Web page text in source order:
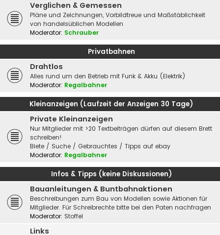
Verglichen & Gemessen
Pläne und Zeichnungen, Vorbildtreue und Maßstäblichkeit
von handelsüblichen Modellen
Moderator: Schrauber
Privatbahnen
Drahtlos
Alles rund um den Betrieb mit Funk & Akku (Elektrik)
Moderator: Regalbahner
Kleinanzeigen (Laufzeit der Anzeigen 30 Tage)
Private Kleinanzeigen
Nur Mitglieder mit >20 Textbeiträgen dürfen auf diesem Brett
schreiben!
Biete / Suche / Gebrauchtes / Tipps auf ebay
Moderator: Regalbahner
Infos & Tipps (keine Diskussionen)
Bauanleitungen & Buntbahnaktionen
Beschreibungen zum Bau von Modellen sowie Aktionen für
Mitglieder. Für Schreibrechte bitte bei den Paten nachfragen
Moderator: Stoffel
Links